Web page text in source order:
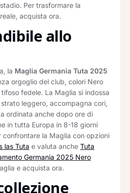
Per trasformare la
acquista ora.
allo
la Maglia Germania Tuta 2025
orgoglio del club, colori Nero
fedele. La Maglia si indossa
leggero, accompagna cori,
ordinata anche dopo ore di
in tutta Europa in 8-18 giorni
confrontare la Maglia con opzioni
las Tuta e valuta anche Tuta
Germania 2025 Nero
e acquista ora.